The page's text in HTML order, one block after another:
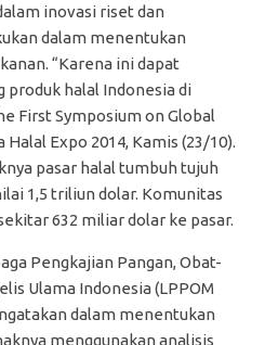
inovasi riset dan
dalam menentukan
“Karena ini dapat
produk halal Indonesia di
First Symposium on Global
Expo 2014, Kamis (23/10).
pasar halal tumbuh tujuh
1,5 triliun dolar. Komunitas
632 miliar dolar ke pasar.
Pengkajian Pangan, Obat-
Ulama Indonesia (LPPOM
dalam menentukan
menggunakan analisis